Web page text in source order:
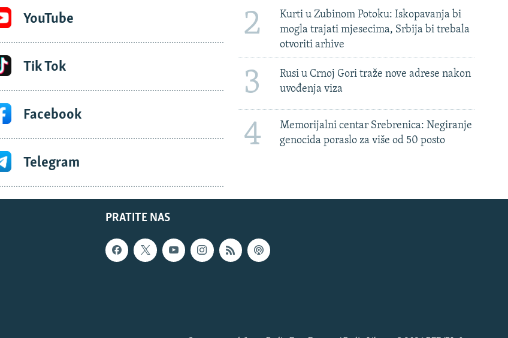
YouTube
Tik Tok
Facebook
Telegram
2
Kurti u Zubinom Potoku: Iskopavanja bi
mogla trajati mjesecima, Srbija bi trebala
otvoriti arhive
3
Rusi u Crnoj Gori traže nove adrese nakon
uvođenja viza
4
Memorijalni centar Srebrenica: Negiranje
genocida poraslo za više od 50 posto
PRATITE NAS